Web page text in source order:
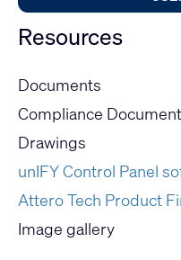
Resources
Documents
Compliance
Drawings
unIFY Control Panel
Attero Tech Product
Image gallery